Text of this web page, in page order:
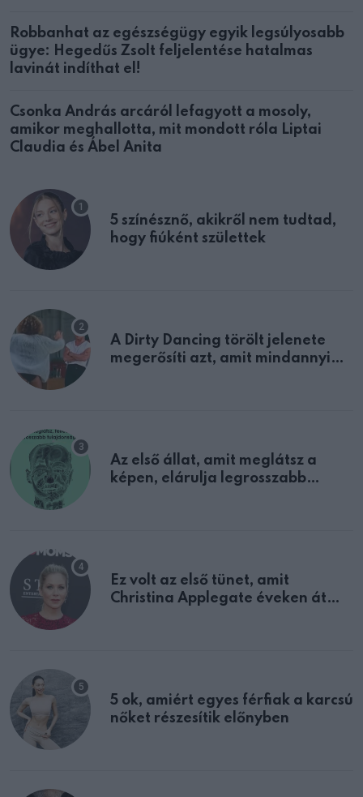
Robbanhat az egészségügy egyik legsúlyosabb
ügye: Hegedűs Zsolt feljelentése hatalmas
lavinát indíthat el!
Csonka András arcáról lefagyott a mosoly,
amikor meghallotta, mit mondott róla Liptai
Claudia és Ábel Anita
5 színésznő, akikről nem tudtad,
hogy fiúként születtek
A Dirty Dancing törölt jelenete
megerősíti azt, amit mindannyian
Az első állat, amit meglátsz a
képen, elárulja legrosszabb
Ez volt az első tünet, amit
Christina Applegate éveken át
5 ok, amiért egyes férfiak a karcsú
nőket részesítik előnyben